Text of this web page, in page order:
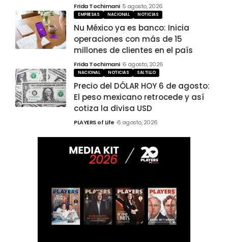
Frida Tochimani 5 agosto, 2026
EMPRESAS NACIONAL NOTICIAS
Nu México ya es banco: Inicia
operaciones con más de 15
millones de clientes en el país
Frida Tochimani 6 agosto, 2026
NACIONAL NOTICIAS SALTILLO
Precio del DÓLAR HOY 6 de agosto:
El peso mexicano retrocede y así
cotiza la divisa USD
PLAYERS of Life 6 agosto, 2026